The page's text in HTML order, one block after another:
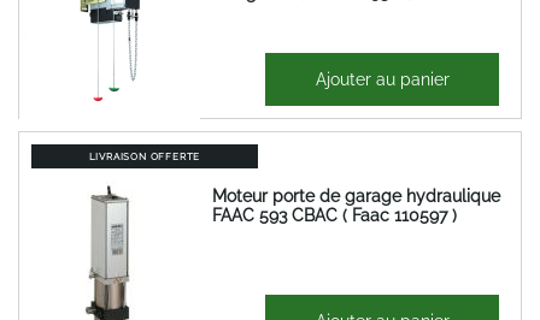
1 441,62 €
Ajouter au panier
LIVRAISON OFFERTE
Moteur porte de garage hydraulique
FAAC 593 CBAC ( Faac 110597 )
834,86 €